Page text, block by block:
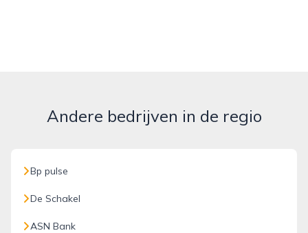
Andere bedrijven in de regio
Bp pulse
De Schakel
ASN Bank